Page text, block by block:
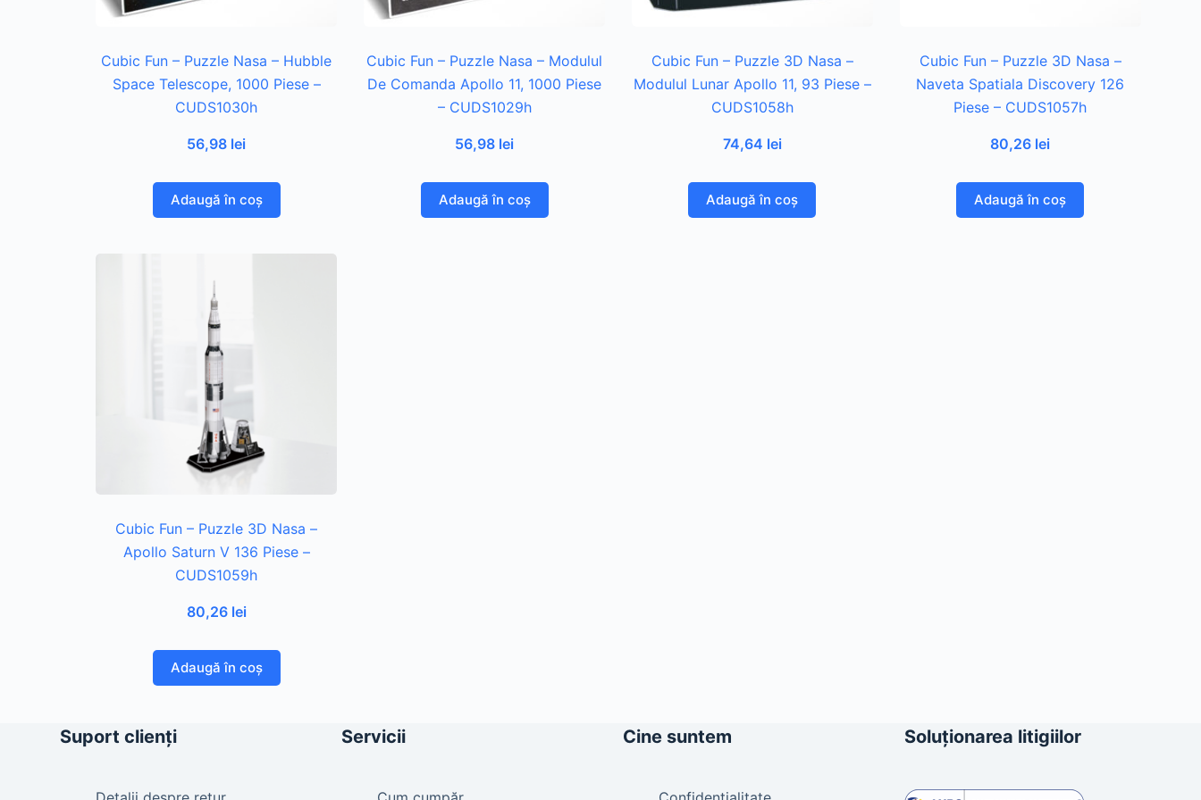
Cubic Fun – Puzzle Nasa – Hubble
Space Telescope, 1000 Piese –
CUDS1030h
56,98 lei
Adaugă în coș
Cubic Fun – Puzzle Nasa – Modulul
De Comanda Apollo 11, 1000 Piese
– CUDS1029h
56,98 lei
Adaugă în coș
Cubic Fun – Puzzle 3D Nasa –
Modulul Lunar Apollo 11, 93 Piese –
CUDS1058h
74,64 lei
Adaugă în coș
Cubic Fun – Puzzle 3D Nasa –
Naveta Spatiala Discovery 126
Piese – CUDS1057h
80,26 lei
Adaugă în coș
Cubic Fun – Puzzle 3D Nasa –
Apollo Saturn V 136 Piese –
CUDS1059h
80,26 lei
Adaugă în coș
Suport clienți Servicii Cine suntem Soluționarea litigiilor